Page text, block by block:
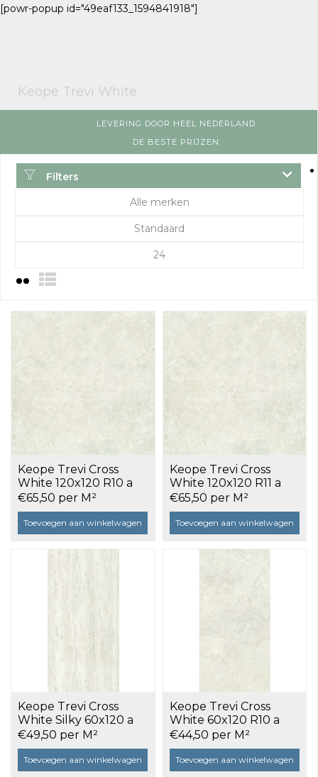
[powr-popup id="49eaf133_1594841918"]
Keope Trevi White
LEVERING DOOR HEEL NEDERLAND
DE BESTE PRIJZEN
Filters
Alle merken
Standaard
24
Keope Trevi Cross
White 120x120 R10 a
2,86 m²
€65,50 per M²
Toevoegen aan winkelwagen
Keope Trevi Cross
White 120x120 R11 a
2,86 m²
€65,50 per M²
Toevoegen aan winkelwagen
Keope Trevi Cross
White Silky 60x120 a
1,44 m²
€49,50 per M²
Toevoegen aan winkelwagen
Keope Trevi Cross
White 60x120 R10 a
1,44 m²
€44,50 per M²
Toevoegen aan winkelwagen